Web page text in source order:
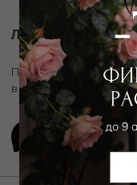
Личный ассистент.
Подключите личного
в удобном